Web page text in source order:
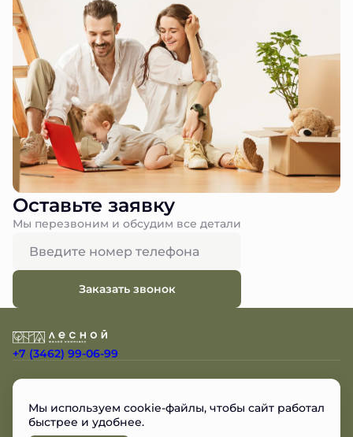
Оставьте заявку
Мы перезвоним и обсудим все детали
Заказать звонок
+7 (3462) 99-06-99
Остались вопросы?
Мы перезвоним
Мы используем cookie-файлы, чтобы сайт работал
быстрее и удобнее.